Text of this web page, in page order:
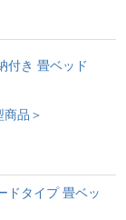
付き 畳ベッド
品＞
ドタイプ 畳ベッ